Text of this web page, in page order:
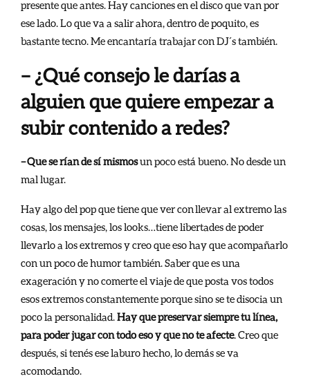
presente que antes. Hay canciones en el disco que van por
ese lado. Lo que va a salir ahora, dentro de poquito, es
bastante tecno. Me encantaría trabajar con DJ´s también.
– ¿Qué consejo le darías a
alguien que quiere empezar a
subir contenido a redes?
– Que se rían de sí mismosun poco está bueno. No desde un
mal lugar.
Hay algo del pop que tiene que ver con llevar al extremo las
cosas, los mensajes, los looks…tiene libertades de poder
llevarlo a los extremos y creo que eso hay que acompañarlo
con un poco de humor también. Saber que es una
exageración y no comerte el viaje de que posta vos todos
esos extremos constantemente porque sino se te disocia un
poco la personalidad. Hay que preservar siempre tu línea,
para poder jugar con todo eso y que no te afecte. Creo que
después, si tenés ese laburo hecho, lo demás se va
acomodando.